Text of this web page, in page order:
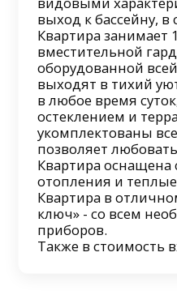
выход к бассейну,
Квартира занимает
вместительной
оборудованной
выходят в тихий
в любое время
остеклением и
укомплектованы
позволяет
Квартира
отопления и
Квартира в
ключ» - со всем
приборов.
Также в стоимость